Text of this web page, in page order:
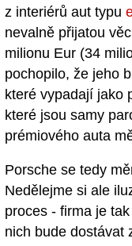
z interiérů aut typu
nevalně přijatou
milionu Eur (34
pochopilo, že jeho
které vypadají jako
které jsou samy
prémiového auta
Porsche se tedy
Nedělejme si ale
proces - firma je
nich bude dostávat